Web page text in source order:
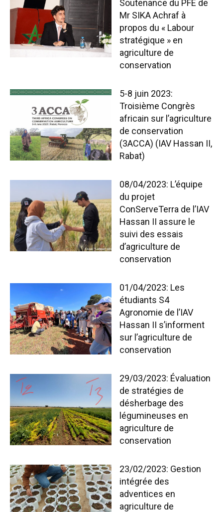
Soutenance du PFE de
Mr SIKA Achraf à
propos du « Labour
stratégique » en
agriculture de
conservation
5-8 juin 2023:
Troisième Congrès
africain sur l’agriculture
de conservation
(3ACCA) (IAV Hassan II,
Rabat)
08/04/2023: L’équipe
du projet
ConServeTerra de l’IAV
Hassan II assure le
suivi des essais
d’agriculture de
conservation
01/04/2023: Les
étudiants S4
Agronomie de l’IAV
Hassan II s’informent
sur l’agriculture de
conservation
29/03/2023: Évaluation
de stratégies de
désherbage des
légumineuses en
agriculture de
conservation
23/02/2023: Gestion
intégrée des
adventices en
agriculture de